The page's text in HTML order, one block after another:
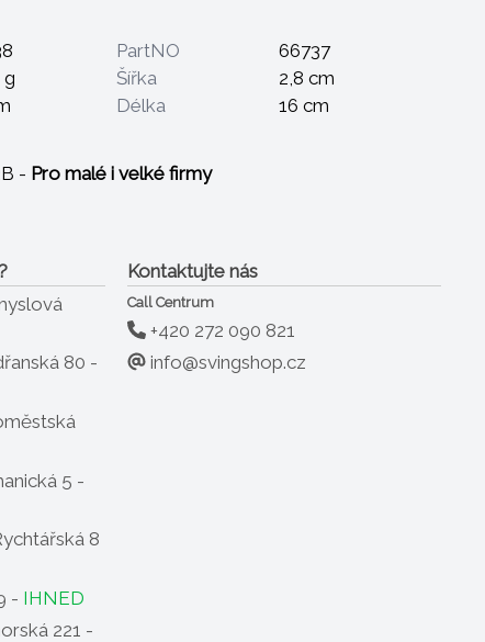
PartNO
66737
g Šířka
2,8 cm
Délka
16 cm
- Pro malé i velké firmy
80 -
5 -
8
- IHNED
221 -
Kontaktujte nás
Call Centrum
+420 272 090 821
info@svingshop.cz